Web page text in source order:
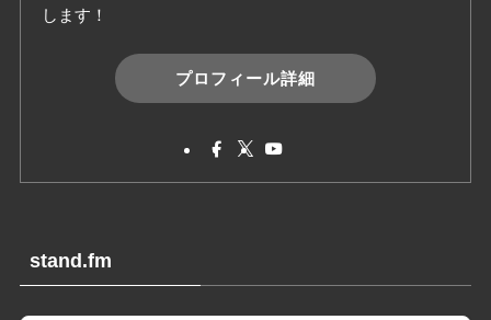
します！
プロフィール詳細
stand.fm